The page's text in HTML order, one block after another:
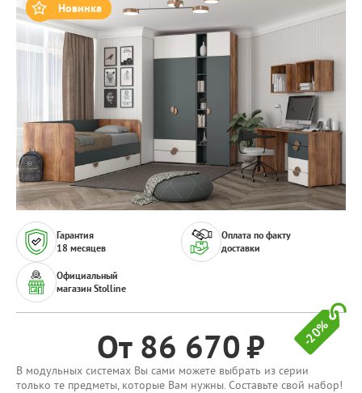
-20%
Новинка
Гарантия
18 месяцев
Официальный
магазин Stolline
Оплата по факту
доставки
От 86 670
В модульных системах Вы сами можете выбрать из серии
только те предметы, которые Вам нужны. Составьте свой набор!